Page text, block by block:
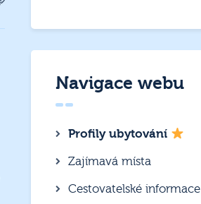
Navigace webu
Profily ubytování
Zajímavá místa
Cestovatelské informace